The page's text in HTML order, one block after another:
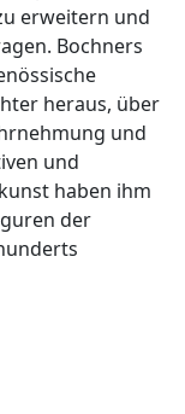
erweitern und
Bochners
heraus, über
und
und
haben ihm
der